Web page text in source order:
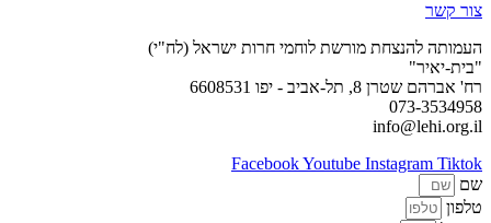
צור קשר
העמותה להנצחת מורשת לוחמי חרות ישראל (לח"י)
"בית-יאיר"
רח' אברהם שטרן 8, תל-אביב - יפו 6608531
073-3534958
info@lehi.org.il
FacebookYoutube Instagram Tiktok
שם
טלפון